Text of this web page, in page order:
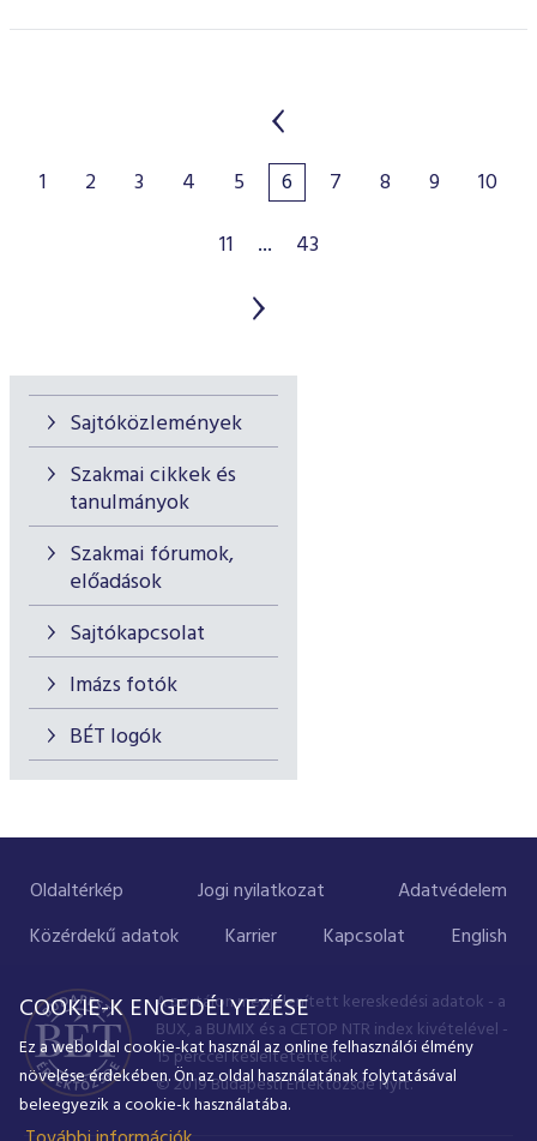
Sajtóközlemények
Szakmai cikkek és
tanulmányok
Szakmai fórumok,
előadások
Sajtókapcsolat
Imázs fotók
BÉT logók
1 2 3 4 5 6 7 8 9
10
11
... 43
Oldaltérkép Jogi nyilatkozat
Adatvédelem
Közérdekű adatok
Karrier Kapcsolat English
A portálon megjelenített kereskedési adatok - a
BUX, a BUMIX és a CETOP NTR index kivételével -
15 perccel késleltetettek.
© 2019 Budapesti Értéktőzsde Nyrt.
COOKIE-K ENGEDÉLYEZÉSE
Ez a weboldal cookie-kat használ az online felhasználói élmény
növelése érdekében. Ön az oldal használatának folytatásával
beleegyezik a cookie-k használatába.